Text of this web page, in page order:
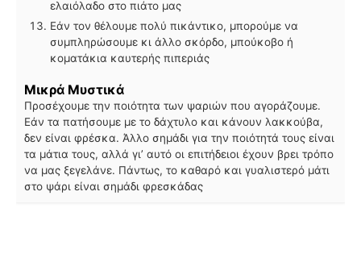
ελαιόλαδο στο πιάτο μας
Εάν τον θέλουμε πολύ πικάντικο, μπορούμε να
συμπληρώσουμε κι άλλο σκόρδο, μπούκοβο ή
κοματάκια καυτερής πιπεριάς
Μικρά Μυστικά
Προσέχουμε την ποιότητα των ψαριών που αγοράζουμε.
Εάν τα πατήσουμε με το δάχτυλο και κάνουν λακκούβα,
δεν είναι φρέσκα. Άλλο σημάδι για την ποιότητά τους είναι
τα μάτια τους, αλλά γι’ αυτό οι επιτήδειοι έχουν βρει τρόπο
να μας ξεγελάνε. Πάντως, το καθαρό και γυαλιστερό μάτι
στο ψάρι είναι σημάδι φρεσκάδας